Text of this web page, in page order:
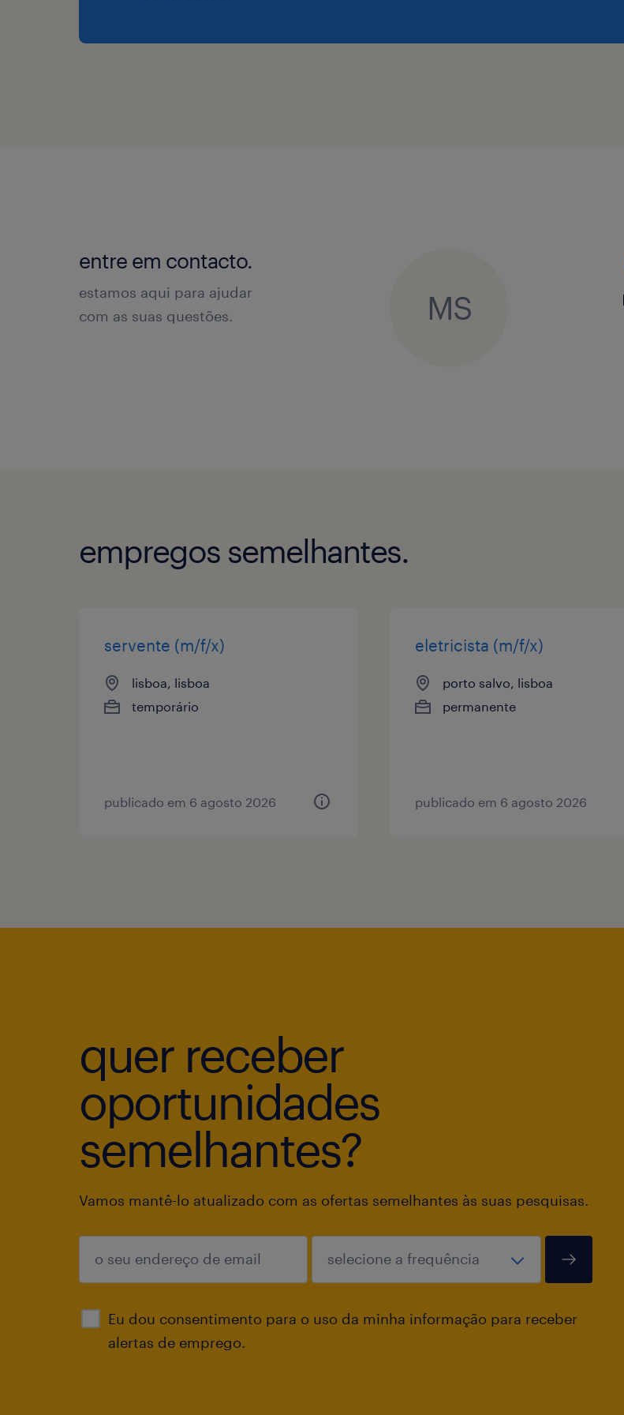
entre em contacto.
estamos aqui para ajudar
com as suas questões.
MS
empregos semelhantes.
servente (m/f/x)
lisboa, lisboa
temporário
publicado em 6 agosto 2026
eletricista (m/f/x)
porto salvo, lisboa
permanente
publicado em 6 agosto 2026
quer receber
oportunidades
semelhantes?
Vamos mantê-lo atualizado com as ofertas semelhantes às suas pesquisas.
Eu dou consentimento para o uso da minha informação para receber
alertas de emprego.
enviar